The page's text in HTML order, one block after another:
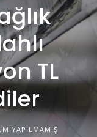
TL
YAPILMAMIŞ